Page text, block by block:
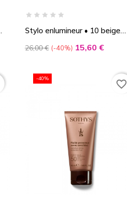
Stylo enlumineur • 10 beige
Prix
26,00 € -40% Prix
15,60 €
-40% favorite_border